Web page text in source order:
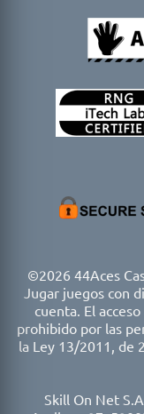
©2026 44Aces
Jugar juegos con
cuenta. El
prohibido por las
la Ley 13/2011, de
Skill On Net